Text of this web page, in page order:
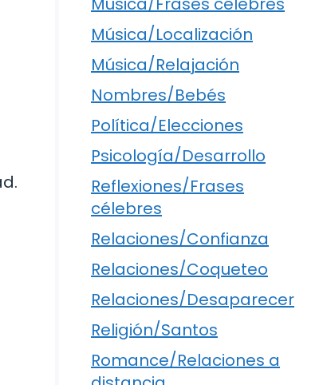
Música/Localización
Música/Relajación
Nombres/Bebés
Política/Elecciones
Psicología/Desarrollo
Reflexiones/Frases
célebres
Relaciones/Confianza
Relaciones/Coqueteo
Relaciones/Desaparecer
Religión/Santos
Romance/Relaciones a